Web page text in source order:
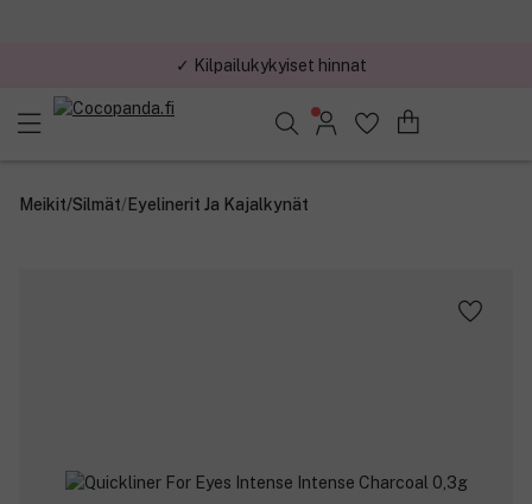
✓ Kilpailukykyiset hinnat
Löydä suosikkisi 25.362 tuotteen joukosta..
Meikit/Silmät/Eyelinerit Ja Kajalkynät